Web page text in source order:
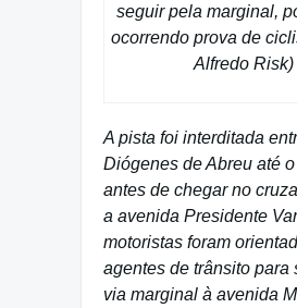
seguir pela marginal,
ocorrendo prova de
Alfredo Risk)
A pista foi interditada
Diógenes de Abreu até
antes de chegar no
a avenida Presidente
motoristas foram
agentes de trânsito para
via marginal à avenida